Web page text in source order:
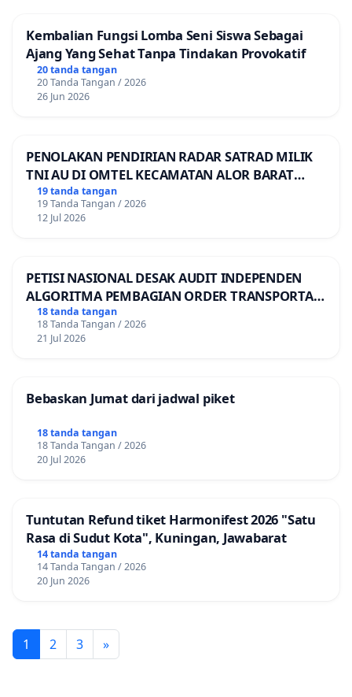
Kembalian Fungsi Lomba Seni Siswa Sebagai
Ajang Yang Sehat Tanpa Tindakan Provokatif
20 tanda tangan
20 Tanda Tangan / 2026
26 Jun 2026
PENOLAKAN PENDIRIAN RADAR SATRAD MILIK
TNI AU DI OMTEL KECAMATAN ALOR BARAT
LAUT, KABUPATEN ALOR
19 tanda tangan
19 Tanda Tangan / 2026
12 Jul 2026
PETISI NASIONAL DESAK AUDIT INDEPENDEN
ALGORITMA PEMBAGIAN ORDER TRANSPORTASI
ONLINE
18 tanda tangan
18 Tanda Tangan / 2026
21 Jul 2026
Bebaskan Jumat dari jadwal piket
18 tanda tangan
18 Tanda Tangan / 2026
20 Jul 2026
Tuntutan Refund tiket Harmonifest 2026 "Satu
Rasa di Sudut Kota", Kuningan, Jawabarat
14 tanda tangan
14 Tanda Tangan / 2026
20 Jun 2026
1 2 3 »